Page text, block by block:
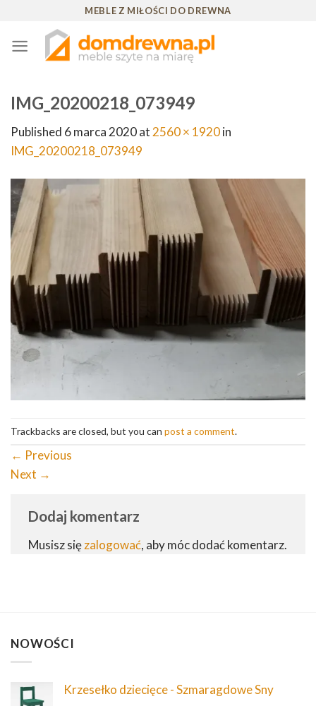
content
MEBLE Z MIŁOŚCI DO DREWNA
IMG_20200218_073949
Published 6 marca 2020at 2560 × 1920in
IMG_20200218_073949
Trackbacks are closed, but you can post a comment.
← Previous
Next →
Dodaj komentarz
Musisz sięzalogować, aby móc dodać komentarz.
NOWOŚCI
Krzesełko dziecięce - Szmaragdowe Sny